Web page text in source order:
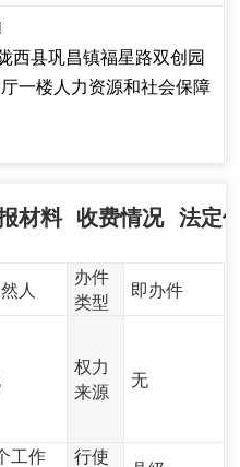
西县巩昌镇福星路双创园
一楼人力资源和社会保障
材料 收费情况 法定
人
办件
类型
即办件
权力
来源
无
工作
行使